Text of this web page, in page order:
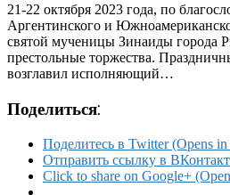
21-22 октября 2023 года, по
Аргентинского и
святой мученицы Зинаиды города
престольные торжества.
возглавил исполняющий…
Поделиться:
Поделитесь в Twitter (Opens
Отправить ссылку в
Click to share on Google+